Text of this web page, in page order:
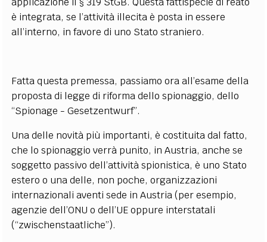
è integrata, se l’attività illecita è posta in essere
all’interno, in favore di uno Stato straniero.
Fatta questa premessa, passiamo ora all’esame della
proposta di legge di riforma dello spionaggio, dello
“Spionage - Gesetzentwurf”.
Una delle novità più importanti, è costituita dal fatto,
che lo spionaggio verrà punito, in Austria, anche se
soggetto passivo dell’attività spionistica, è uno Stato
estero o una delle, non poche, organizzazioni
internazionali aventi sede in Austria (per esempio,
agenzie dell’ONU o dell’UE oppure interstatali
(“zwischenstaatliche”).